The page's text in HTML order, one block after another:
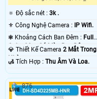
🔅 Độ sắc nét : 3k .
⚜️ Công Nghệ Camera :
IP Wifi.
❃ Khoảng Cách Ban Đêm : Full
Color 30m Có Màu Ban Ðêm.
💎 Thiết Kế Camera 2 Mắt Trong
Nhà.
️🛃 Tích Hợp : Thu Âm Và Loa.
876